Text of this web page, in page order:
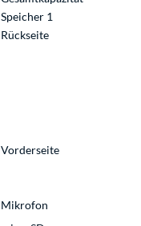
Speicher 1
Rückseite
Vorderseite
Mikrofon